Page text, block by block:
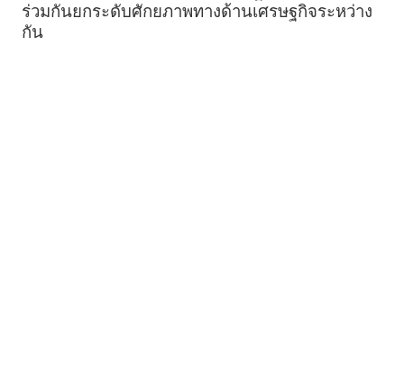
ร่วมกันยกระดับศักยภาพทางด้านเศรษฐกิจระหว่าง
กัน